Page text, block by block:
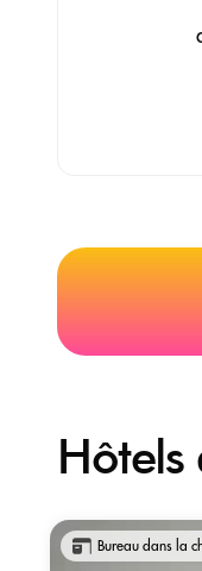
Hôtels
Bureau dans la